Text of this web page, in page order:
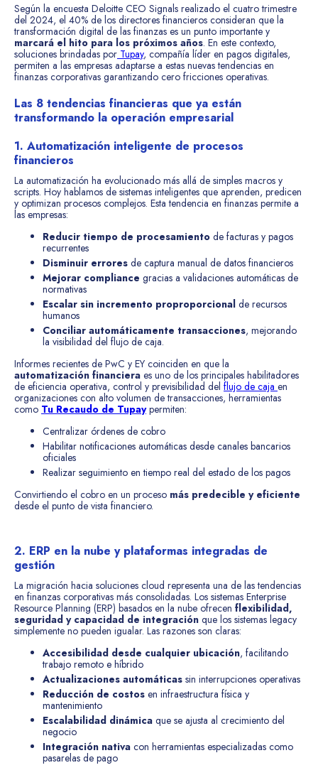
Según la encuesta Deloitte CEO Signals realizado el cuatro trimestre
del 2024, el 40% de los directores financieros consideran que la
transformación digital de las finanzas es un punto importante y
marcará el hito para los próximos años. En este contexto,
soluciones brindadas por Tupay, compañía líder en pagos digitales,
permiten a las empresas adaptarse a estas nuevas tendencias en
finanzas corporativas garantizando cero fricciones operativas.
Las 8 tendencias financieras que ya están
transformando la operación empresarial
1. Automatización inteligente de procesos
financieros
La automatización ha evolucionado más allá de simples macros y
scripts. Hoy hablamos de sistemas inteligentes que aprenden, predicen
y optimizan procesos complejos. Esta tendencia en finanzas permite a
las empresas:
Reducir tiempo de procesamiento de facturas y pagos
recurrentes
Disminuir errores de captura manual de datos financieros
Mejorar compliance gracias a validaciones automáticas de
normativas
Escalar sin incremento proproporcional de recursos
humanos
Conciliar automáticamente transacciones, mejorando
la visibilidad del flujo de caja.
Informes recientes de PwC y EY coinciden en que la
automatización financiera es uno de los principales habilitadores
de eficiencia operativa, control y previsibilidad del flujo de caja en
organizaciones con alto volumen de transacciones, herramientas
como Tu Recaudo de Tupaypermiten:
Centralizar órdenes de cobro
Habilitar notificaciones automáticas desde canales bancarios
oficiales
Realizar seguimiento en tiempo real del estado de los pagos
Convirtiendo el cobro en un proceso más predecible y eficiente
desde el punto de vista financiero.
2. ERP en la nube y plataformas integradas de
gestión
La migración hacia soluciones cloud representa una de las tendencias
en finanzas corporativas más consolidadas. Los sistemas Enterprise
Resource Planning (ERP) basados en la nube ofrecen flexibilidad,
seguridad y capacidad de integración que los sistemas legacy
simplemente no pueden igualar. Las razones son claras:
Accesibilidad desde cualquier ubicación, facilitando
trabajo remoto e híbrido
Actualizaciones automáticas sin interrupciones operativas
Reducción de costos en infraestructura física y
mantenimiento
Escalabilidad dinámica que se ajusta al crecimiento del
negocio
Integración nativa con herramientas especializadas como
pasarelas de pago